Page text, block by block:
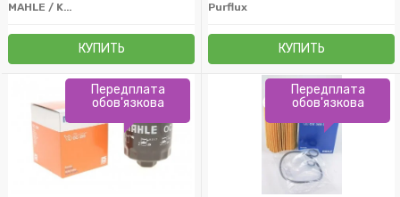
MAHLE / KNECHT
КУПИТЬ
Purflux
КУПИТЬ
Передплата
обов'язкова
Передплата
обов'язкова